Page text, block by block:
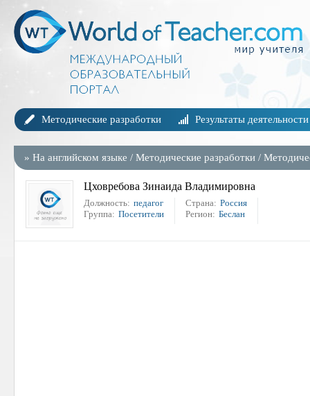
Методические разработки Результаты деятельности
» На английском языке / Методические разработки /
Цховребова Зинаида Владимировна
Должность: педагог
Группа: Посетители
Страна: Россия
Регион: Беслан